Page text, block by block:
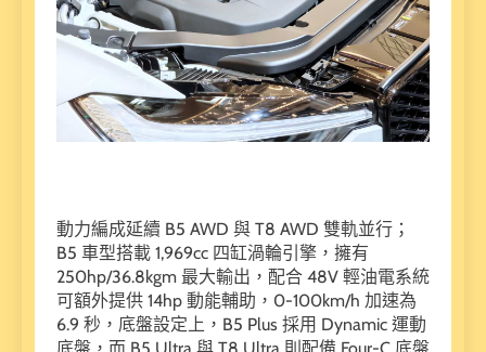
動力編成延續 B5 AWD 與 T8 AWD 雙軌並行；
B5 車型搭載 1,969cc 四缸渦輪引擎，擁有
250hp/36.8kgm 最大輸出，配合 48V 輕油電系統
可額外提供 14hp 動能輔助，0-100km/h 加速為
6.9 秒，底盤設定上，B5 Plus 採用 Dynamic 運動
底盤，而 B5 Ultra 與 T8 Ultra 則配備 Four-C 底盤